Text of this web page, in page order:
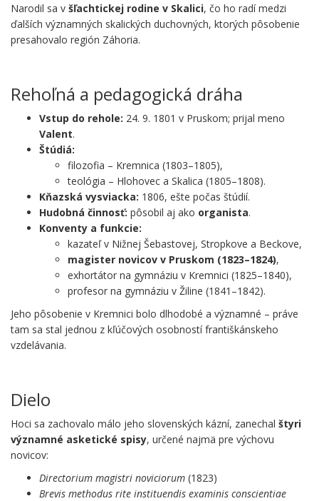
Narodil sa v šľachtickej rodine v Skalici, čo ho radí medzi
ďalších významných skalických duchovných, ktorých pôsobenie
presahovalo región Záhoria.
Rehoľná a pedagogická dráha
Vstup do rehole: 24. 9. 1801 v Pruskom; prijal meno
Valent.
Štúdiá:
filozofia – Kremnica (1803–1805),
teológia – Hlohovec a Skalica (1805–1808).
Kňazská vysviacka: 1806, ešte počas štúdií.
Hudobná činnosť: pôsobil aj ako organista.
Konventy a funkcie:
kazateľ v Nižnej Šebastovej, Stropkove a Beckove,
magister novicov v Pruskom (1823–1824),
exhortátor na gymnáziu v Kremnici (1825–1840),
profesor na gymnáziu v Žiline (1841–1842).
Jeho pôsobenie v Kremnici bolo dlhodobé a významné – práve
tam sa stal jednou z kľúčových osobností františkánskeho
vzdelávania.
Dielo
Hoci sa zachovalo málo jeho slovenských kázní, zanechal štyri
významné asketické spisy, určené najmä pre výchovu
novicov:
Directorium magistri noviciorum (1823)
Brevis methodus rite instituendis examinis conscientiae